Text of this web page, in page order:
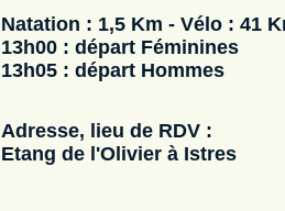
Natation : 1,5 Km - Vélo : 41
13h00 : départ Féminines
13h05 : départ Hommes
Adresse, lieu de RDV :
Etang de l'Olivier à Istres